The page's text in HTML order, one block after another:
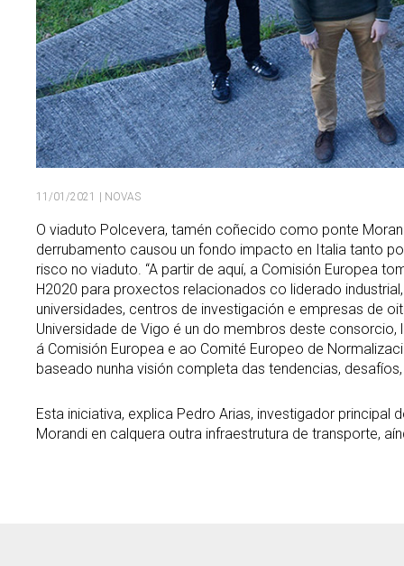
11/01/2021 | NOVAS
O viaduto Polcevera, tamén coñecido como ponte
derrubamento causou un fondo impacto en Italia tanto
risco no viaduto. “A partir de aquí, a Comisión Europea
H2020 para proxectos relacionados co liderado
universidades, centros de investigación e empresas de
Universidade de Vigo é un do membros deste
á Comisión Europea e ao Comité Europeo de
baseado nunha visión completa das tendencias,
Esta iniciativa, explica Pedro Arias, investigador
Morandi en calquera outra infraestrutura de transporte,